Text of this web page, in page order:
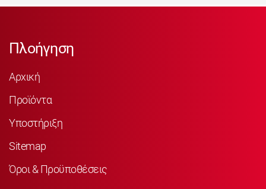
Πλοήγηση
Αρχική
Προϊόντα
Υποστήριξη
Sitemap
Όροι & Προϋποθέσεις